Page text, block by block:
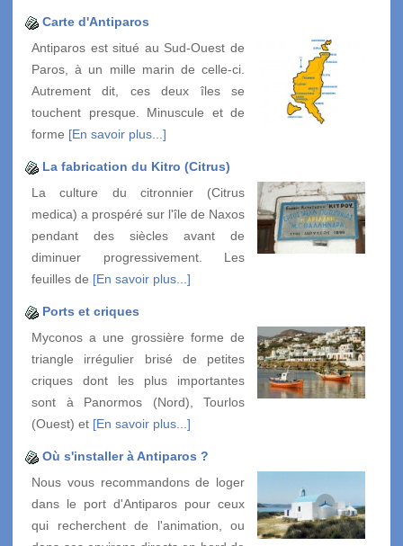
Carte d'Antiparos
Antiparos est situé au Sud-Ouest de
Paros, à un mille marin de celle-ci.
Autrement dit, ces deux îles se
touchent presque. Minuscule et de
forme [En savoir plus...]
La fabrication du Kitro (Citrus)
La culture du citronnier (Citrus
medica) a prospéré sur l'île de Naxos
pendant des siècles avant de
diminuer progressivement. Les
feuilles de [En savoir plus...]
Ports et criques
Myconos a une grossière forme de
triangle irrégulier brisé de petites
criques dont les plus importantes
sont à Panormos (Nord), Tourlos
(Ouest) et [En savoir plus...]
Où s'installer à Antiparos ?
Nous vous recommandons de loger
dans le port d'Antiparos pour ceux
qui recherchent de l'animation, ou